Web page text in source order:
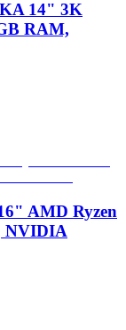
14" 3K
RAM,
AMD Ryzen
NVIDIA